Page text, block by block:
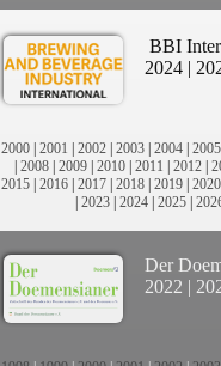
BBI
2024 |
2000 | 2001 | 2002 | 2003 | 2004 | 2005
| 2008 | 2009 | 2010 | 2011 | 2012 |
2015 | 2016 | 2017 | 2018 | 2019 | 2020
| 2023| 2024| 2025|
Der
2022 |